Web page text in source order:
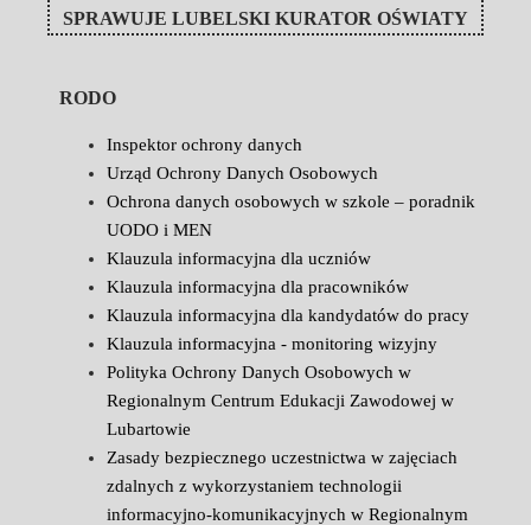
SPRAWUJE LUBELSKI KURATOR OŚWIATY
RODO
Inspektor ochrony danych
Urząd Ochrony Danych Osobowych
Ochrona danych osobowych w szkole – poradnik
UODO i MEN
Klauzula informacyjna dla uczniów
Klauzula informacyjna dla pracowników
Klauzula informacyjna dla kandydatów do pracy
Klauzula informacyjna - monitoring wizyjny
Polityka Ochrony Danych Osobowych w
Regionalnym Centrum Edukacji Zawodowej w
Lubartowie
Zasady bezpiecznego uczestnictwa w zajęciach
zdalnych z wykorzystaniem technologii
informacyjno-komunikacyjnych w Regionalnym